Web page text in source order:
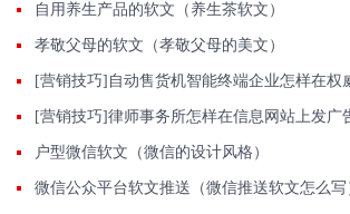
自用养生产品的软文（养生茶软文）
孝敬父母的软文（孝敬父母的美文）
户型微信软文（微信的设计风格）
微信公众平台软文推送（微信推送软文怎么写